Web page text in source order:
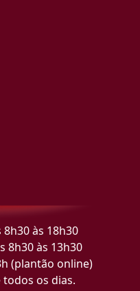
às 18h30
8h30 às 13h30
(plantão online)
os dias.